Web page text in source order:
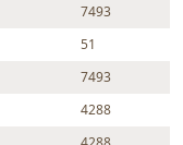
7493
51
7493
4288